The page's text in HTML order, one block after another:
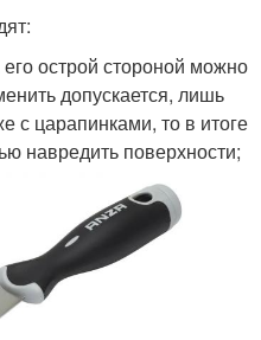
острой стороной можно
допускается, лишь
с царапинками, то в итоге
навредить поверхности;